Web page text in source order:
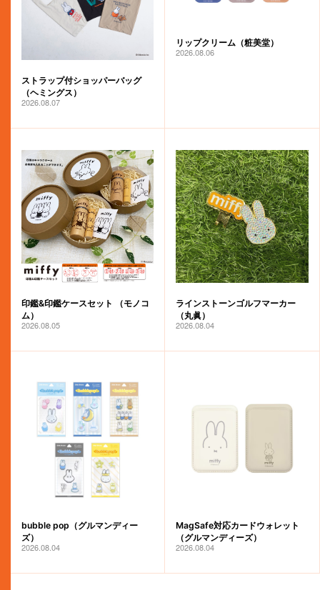
ストラップ付ショッパーバッグ
（ヘミングス）
2026.08.07
リップクリーム（粧美堂）
2026.08.06
印鑑&印鑑ケースセット （モノコ
ム）
2026.08.05
ラインストーンゴルフマーカー
（丸眞）
2026.08.04
bubble pop（グルマンディー
ズ）
2026.08.04
MagSafe対応カードウォレット
（グルマンディーズ）
2026.08.04